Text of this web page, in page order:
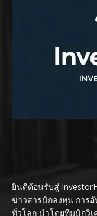
ยินดีต้อนรับสู่
ข่าวสารนักลงทุน การอั
ทั่วโลก นำโดยทีมนักวิ